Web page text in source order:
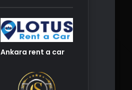
Ankara rent a car